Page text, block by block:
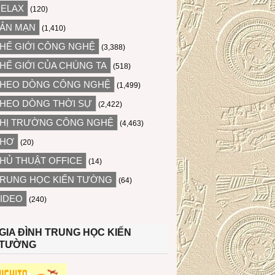
(120)
MẠN (1,410)
GIỚI CÔNG NGHỆ (3,388)
GIỚI CỦA CHÚNG TA (518)
DÒNG CÔNG NGHỆ (1,499)
DÒNG THỜI SỰ (2,422)
TRƯỜNG CÔNG NGHỆ (4,463)
(20)
THUẬT OFFICE (14)
HỌC KIẾN TƯỜNG (64)
(240)
ĐÌNH TRUNG HỌC KIẾN